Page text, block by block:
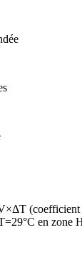
(coefficient
en zone